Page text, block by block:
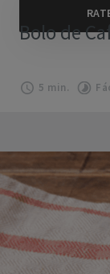
Bolo de
5 min.